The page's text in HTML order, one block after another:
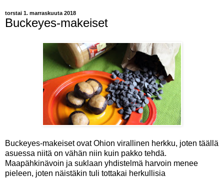
torstai 1. marraskuuta 2018
Buckeyes-makeiset
Buckeyes-makeiset ovat Ohion virallinen herkku, joten täällä
asuessa niitä on vähän niin kuin pakko tehdä.
Maapähkinävoin ja suklaan yhdistelmä harvoin menee
pieleen, joten näistäkin tuli tottakai herkullisia